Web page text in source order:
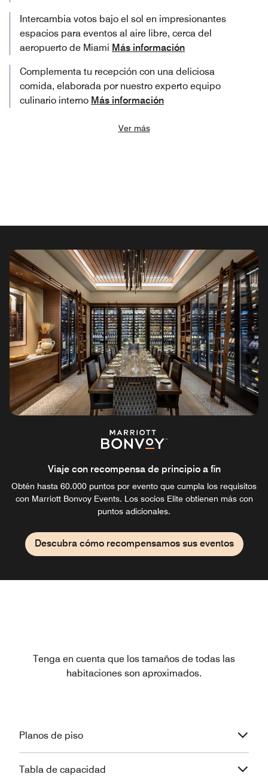
Intercambia votos bajo el sol en impresionantes
espacios para eventos al aire libre, cerca del
aeropuerto de Miami Más información
Complementa tu recepción con una deliciosa
comida, elaborada por nuestro experto equipo
culinario interno Más información
Ver más
Viaje con recompensa de principio a fin
Obtén hasta 60.000 puntos por evento que cumpla los requisitos
con Marriott Bonvoy Events. Los socios Elite obtienen más con
puntos adicionales.
Descubra cómo recompensamos sus eventos
Tenga en cuenta que los tamaños de todas las
habitaciones son aproximados.
Planos de piso
Tabla de capacidad